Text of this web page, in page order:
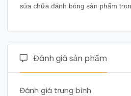
sửa chữa đánh bóng sản phẩm
Đánh giá sản phẩm
Đánh giá trung bình